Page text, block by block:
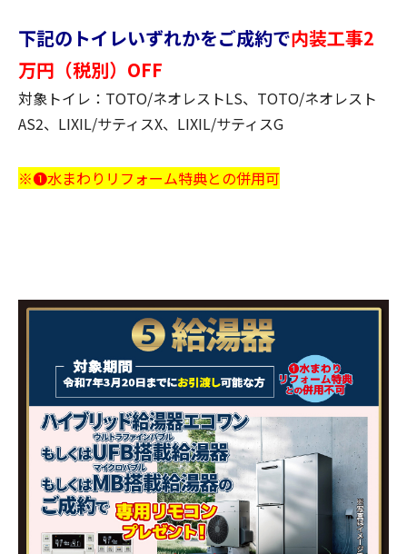
下記のトイレいずれかをご成約で内装工事2
万円（税別）OFF
対象トイレ：TOTO/ネオレストLS、TOTO/ネオレスト
AS2、LIXIL/サティスX、LIXIL/サティスG
※❶水まわりリフォーム特典との併用可